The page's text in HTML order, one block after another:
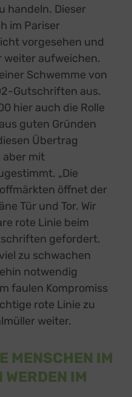
handeln. Dieser
im Pariser
vorgesehen und
weiter aufweichen.
Schwemme von
Gutschriften aus.
hier auch die Rolle
guten Gründen
Übertrag
aber mit
„Die
öffnet der
Tür und Tor. Wir
rote Linie beim
gefordert.
zu schwachen
notwendig
faulen Kompromiss
rote Linie zu
weiter.
MENSCHEN IM
WERDEN IM